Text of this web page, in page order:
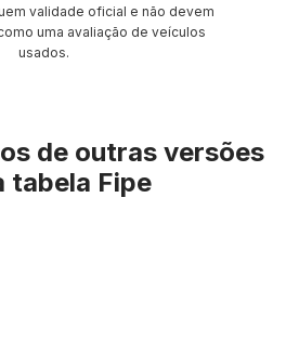
validade oficial e não devem
uma avaliação de veículos
usados.
de outras versões
tabela Fipe